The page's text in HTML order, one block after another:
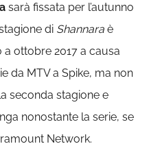
sarà fissata per l’autunno
di Shannara è
ottobre 2017 a causa
da MTV a Spike, ma non
seconda stagione e
nonostante la serie, se
Network.